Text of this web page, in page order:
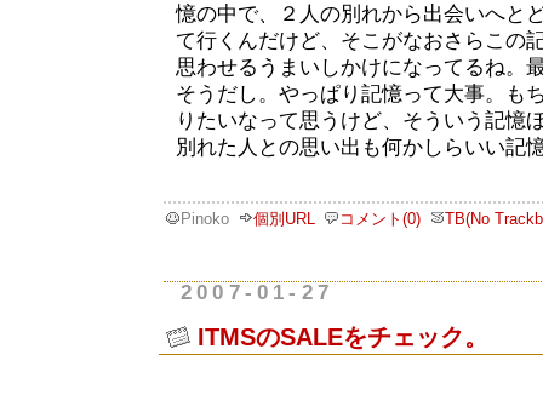
憶の中で、２人の別れから出会いへと
て行くんだけど、そこがなおさらこの
思わせるうまいしかけになってるね。
そうだし。やっぱり記憶って大事。も
りたいなって思うけど、そういう記憶
別れた人との思い出も何かしらいい記
Pinoko 個別URL コメント(0) TB(No
2007-01-27
ITMSのSALEをチェック。